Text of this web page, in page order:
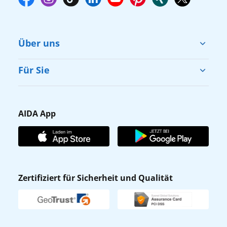
Über uns
Cruise & Help
Karriere
Affiliateprogramm
Verhaltens- & Ethikkodex
Newsletter
Für Sie
Gästefragebogen
AIDA Club
AIDA App
AIDA App
Zertifiziert für Sicherheit und Qualität